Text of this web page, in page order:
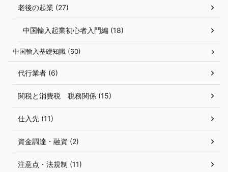
老後の起業 (27)
中国輸入起業初心者入門編 (18)
中国輸入基礎知識 (60)
代行業者 (6)
関税と消費税 税務関係 (15)
仕入先 (11)
資金調達・融資 (2)
注意点・法規制 (11)